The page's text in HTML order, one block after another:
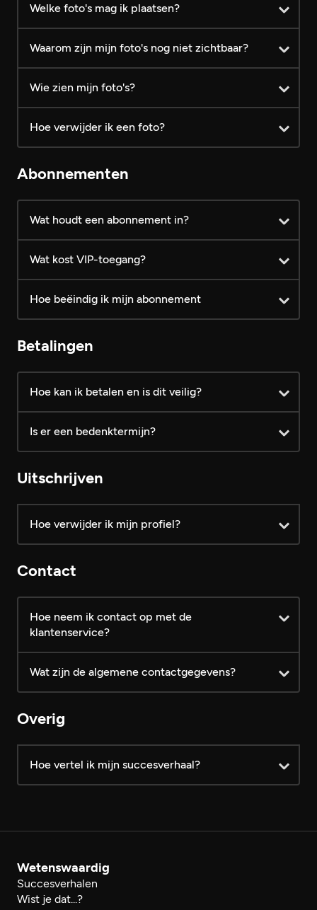
Welke foto's mag ik plaatsen?
Waarom zijn mijn foto's nog niet zichtbaar?
Wie zien mijn foto's?
Hoe verwijder ik een foto?
Abonnementen
Wat houdt een abonnement in?
Wat kost VIP-toegang?
1 maand VIP € 24,99 /mnd
4 maanden VIP € 14,99 /mnd
Hoe beëindig ik mijn abonnement
Betalingen
Hoe kan ik betalen en is dit veilig?
Is er een bedenktermijn?
Modelformulier voor herroeping
Uitschrijven
Hoe verwijder ik mijn profiel?
Contact
Hoe neem ik contact op met de
klantenservice?
log dan eerst in
Wat zijn de algemene contactgegevens?
reactieformulier
Overig
Hoe vertel ik mijn succesverhaal?
Wetenswaardig
Succesverhalen
Wist je dat...?